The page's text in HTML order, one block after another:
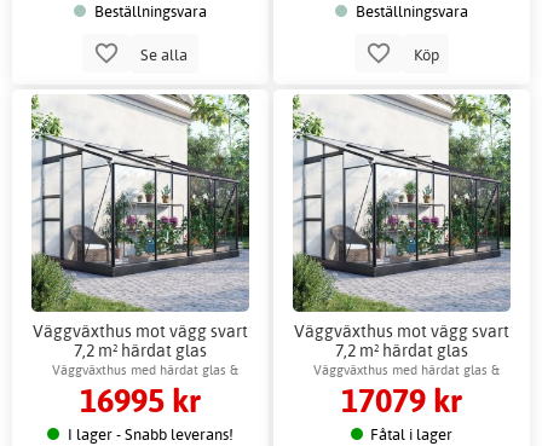
Beställningsvara
Se alla
Beställningsvara
Köp
Väggväxthus mot vägg svart
7,2 m² härdat glas
ventilationsfönster
Väggväxthus med härdat glas &
ventilationsfönster
16995 kr
I lager - Snabb leverans!
Väggväxthus mot vägg svart
7,2 m² härdat glas
ventilationsfönster +
Växthustillbehör
Väggväxthus med härdat glas &
ventilationsfönster
17079 kr
Fåtal i lager